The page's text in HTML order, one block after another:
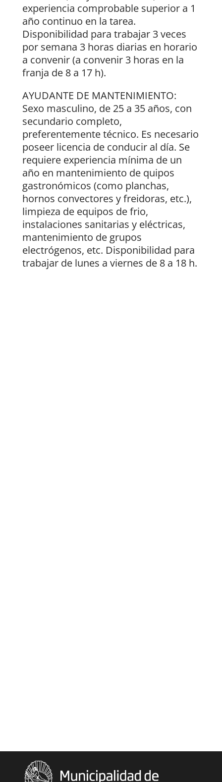
experiencia comprobable superior a 1
año continuo en la tarea.
Disponibilidad para trabajar 3 veces
por semana 3 horas diarias en horario
a convenir (a convenir 3 horas en la
franja de 8 a 17 h).
AYUDANTE DE MANTENIMIENTO:
Sexo masculino, de 25 a 35 años, con
secundario completo,
preferentemente técnico. Es necesario
poseer licencia de conducir al día. Se
requiere experiencia mínima de un
año en mantenimiento de quipos
gastronómicos (como planchas,
hornos convectores y freidoras, etc.),
limpieza de equipos de frio,
instalaciones sanitarias y eléctricas,
mantenimiento de grupos
electrógenos, etc. Disponibilidad para
trabajar de lunes a viernes de 8 a 18 h.